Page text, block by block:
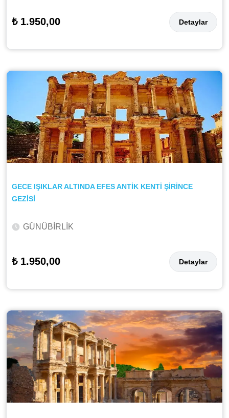
₺ 1.950,00 Detaylar
GECE IŞIKLAR ALTINDA EFES ANTİK KENTİ ŞİRİNCE
GEZİSİ
GÜNÜBİRLİK
₺ 1.950,00 Detaylar